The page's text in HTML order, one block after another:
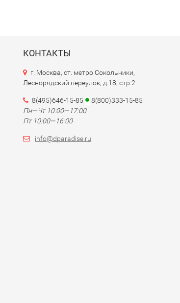
КОНТАКТЫ
г. Москва, ст. метро Сокольники,
Леснорядский переулок, д.18, стр.2
8(495)646-15-85
8(800)333-15-85
Пн—Чт 10:00—17:00
Пт 10:00—16:00
info@dparadise.ru